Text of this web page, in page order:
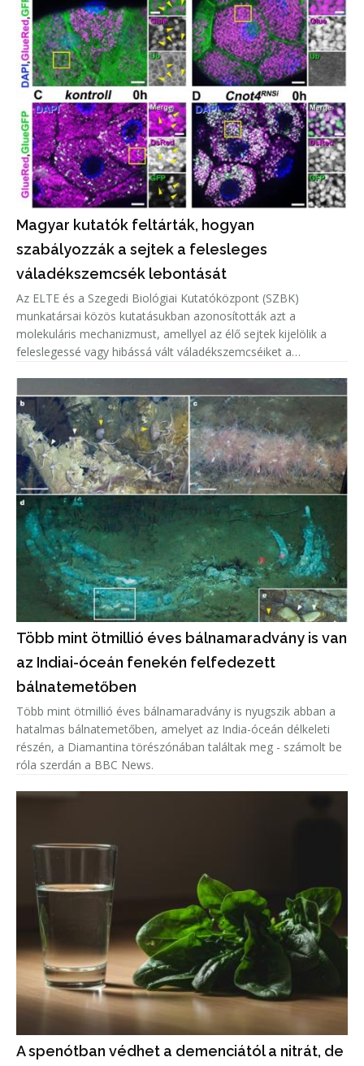
Magyar kutatók feltárták, hogyan
szabályozzák a sejtek a felesleges
váladékszemcsék lebontását
Az ELTE és a Szegedi Biológiai Kutatóközpont (SZBK)
munkatársai közös kutatásukban azonosították azt a
molekuláris mechanizmust, amellyel az élő sejtek kijelölik a
feleslegessé vagy hibássá vált váladékszemcséiket a
Több mint ötmillió éves bálnamaradvány is van
az Indiai-óceán fenekén felfedezett
bálnatemetőben
Több mint ötmillió éves bálnamaradvány is nyugszik abban a
hatalmas bálnatemetőben, amelyet az India-óceán délkeleti
részén, a Diamantina törészónában találtak meg - számolt be
róla szerdán a BBC News.
A spenótban védhet a demenciától a nitrát, de